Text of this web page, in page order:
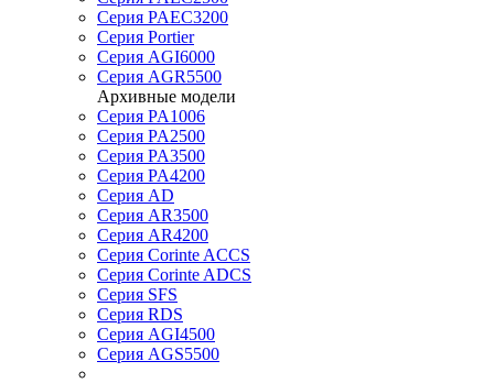
Серия PAEC3200
Серия Portier
Серия AGI6000
Серия AGR5500
Архивные модели
Серия PA1006
Серия PA2500
Серия PA3500
Серия PA4200
Серия AD
Серия AR3500
Серия AR4200
Серия Corinte ACCS
Серия Corinte ADCS
Серия SFS
Серия RDS
Серия AGI4500
Серия AGS5500